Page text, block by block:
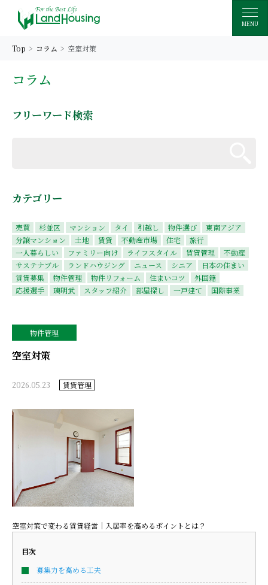
MENU
Top コラム 空室対策
コラム
フリーワード検索
カテゴリー
売買 杉並区 マンション タイ 引越し 物件選び
東南アジア
分譲マンション
土地 賃貸 不動産市場 住宅
旅行
一人暮らしい
ファミリー向け ライフスタイル 賃貸管理
不動産
サステナブル
ランドハウジング ニュース シニア
日本の住まい
賃貸募集
物件管理 物件リフォーム 住まいコツ
外国籍
応援選手
璃明武 スタッフ紹介 部屋探し 一戸建て 国際事業
物件管理
空室対策
2026.05.23 賃貸管理
空室対策で変わる賃貸経営｜入居率を高めるポイントとは？
目次
募集力を高める工夫